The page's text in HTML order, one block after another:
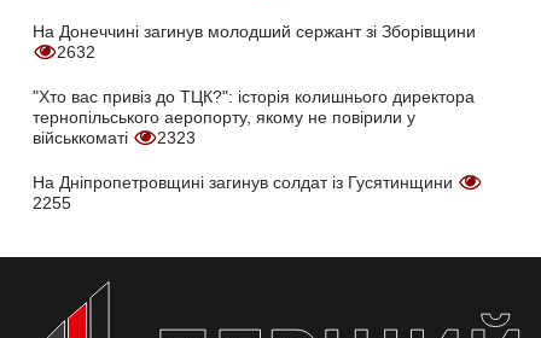
На Донеччині загинув молодший сержант зі Зборівщини
2632
"Хто вас привіз до ТЦК?": історія колишнього директора
тернопільського аеропорту, якому не повірили у
військкоматі
2323
На Дніпропетровщині загинув солдат із Гусятинщини
2255